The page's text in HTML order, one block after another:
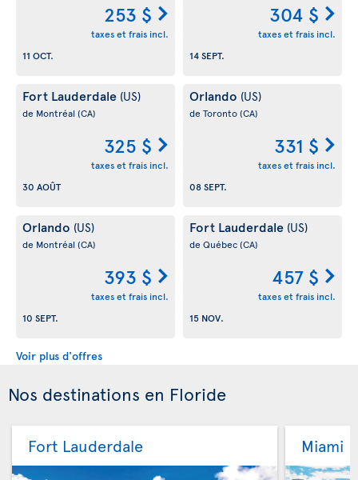
253 $
taxes et frais incl.
11 OCT.
304 $
taxes et frais incl.
14 SEPT.
Fort Lauderdale (US)
de Montréal (CA)
325 $
taxes et frais incl.
30 AOÛT
Orlando (US)
de Toronto(CA)
331 $
taxes et frais incl.
08 SEPT.
Orlando (US)
de Montréal (CA)
393 $
taxes et frais incl.
10 SEPT.
Fort Lauderdale (US)
de Québec(CA)
457 $
taxes et frais incl.
15 NOV.
Voir plus d'offres
Nos destinations en Floride
Fort Lauderdale Miami